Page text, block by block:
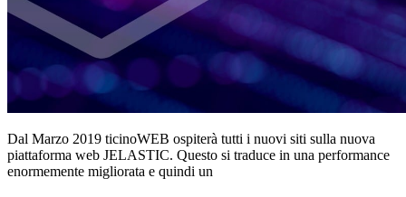
Dal Marzo 2019 ticinoWEB ospiterà tutti i nuovi siti sulla nuova
piattaforma web JELASTIC. Questo si traduce in una performance
enormemente migliorata e quindi un